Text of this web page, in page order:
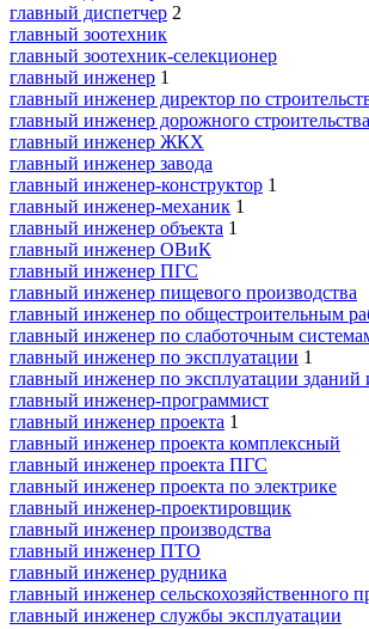
главный диспетчер 2
главный зоотехник
главный зоотехник-селекционер
главный инженер 1
главный инженер директор по
главный инженер дорожного строительства
главный инженер ЖКХ
главный инженер завода
главный инженер-конструктор 1
главный инженер-механик 1
главный инженер объекта 1
главный инженер ОВиК
главный инженер ПГС
главный инженер пищевого производства
главный инженер по общестроительным
главный инженер по слаботочным
главный инженер по эксплуатации 1
главный инженер по эксплуатации зданий
главный инженер-программист
главный инженер проекта 1
главный инженер проекта комплексный
главный инженер проекта ПГС
главный инженер проекта по электрике
главный инженер-проектировщик
главный инженер производства
главный инженер ПТО
главный инженер рудника
главный инженер сельскохозяйственного
главный инженер службы эксплуатации